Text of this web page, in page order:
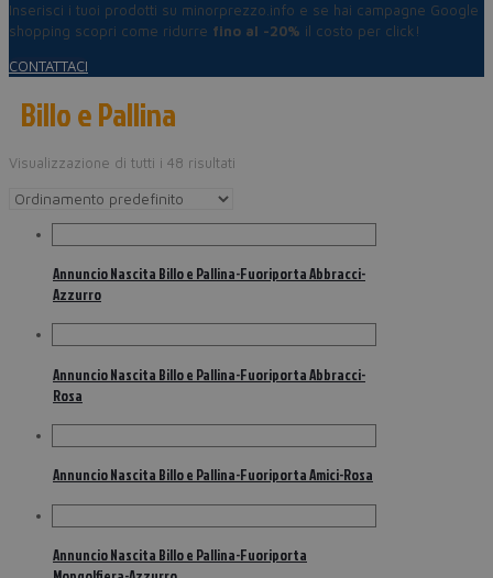
Inserisci i tuoi prodotti su minorprezzo.info e se hai campagne Google
shopping scopri come ridurre fino al -20% il costo per click!
CONTATTACI
Billo e Pallina
Visualizzazione di tutti i 48 risultati
Annuncio Nascita Billo e Pallina-Fuoriporta Abbracci-
Azzurro
Annuncio Nascita Billo e Pallina-Fuoriporta Abbracci-
Rosa
Annuncio Nascita Billo e Pallina-Fuoriporta Amici-Rosa
Annuncio Nascita Billo e Pallina-Fuoriporta